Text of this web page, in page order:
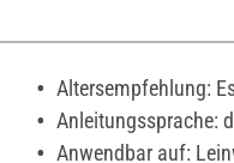
Altersempfehlung:
Anleitungssprache:
Anwendbar auf: